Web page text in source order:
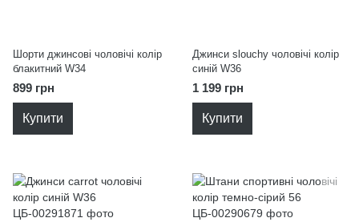
Шорти джинсові чоловічі колір
блакитний W34
899 грн
Купити
Джинси slouchy чоловічі колір
синій W36
1 199 грн
Купити